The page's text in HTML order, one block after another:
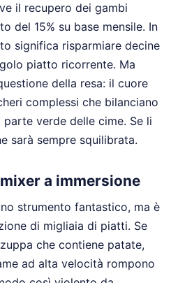
il recupero dei gambi
del 15% su base mensile. In
significa risparmiare decine
piatto ricorrente. Ma
della resa: il cuore
complessi che bilanciano
verde delle cime. Se li
sarà sempre squilibrata.
a immersione
strumento fantastico, ma è
di migliaia di piatti. Se
che contiene patate,
ad alta velocità rompono